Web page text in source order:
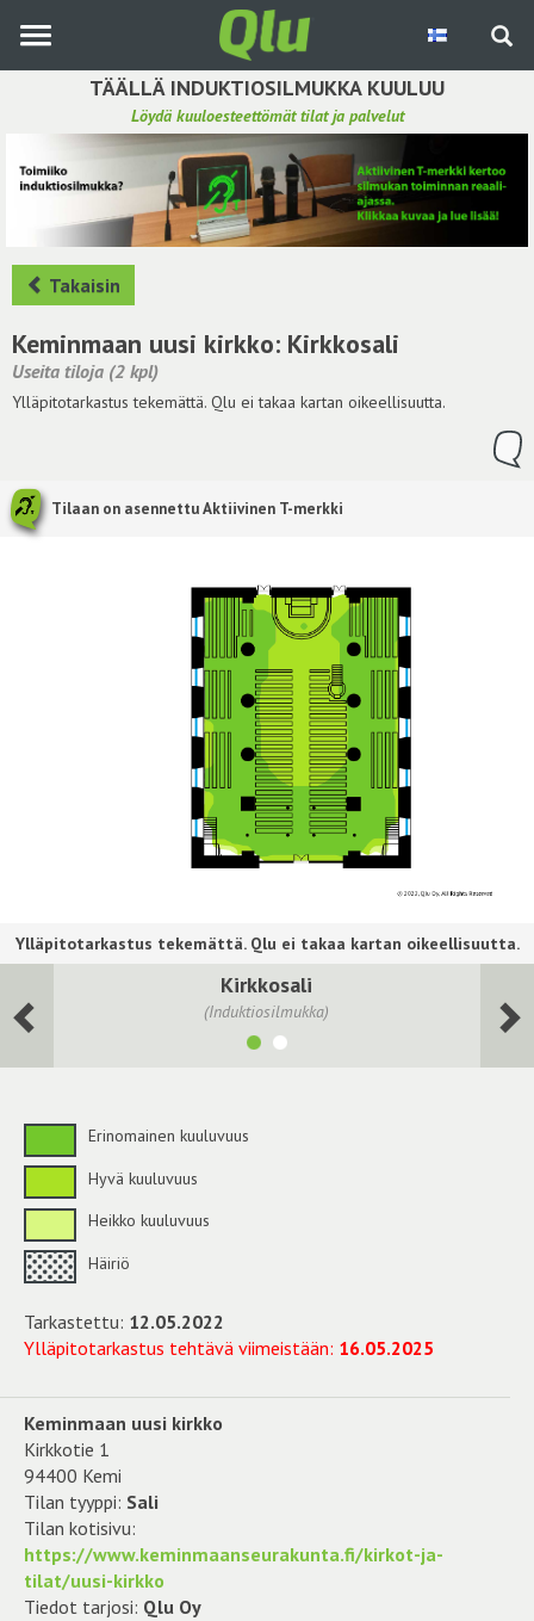
pääsisältöön
TÄÄLLÄ INDUKTIOSILMUKKA KUULUU
Löydä kuuloesteettömät tilat ja palvelut
Etsi induktiosilmukka
Tee ehdotus ja vaikuta kuulemiskokemukseen
Hae ehdotuksia
Käyttöohje
Yhteydenottopyyntö
Takaisin
Keminmaan uusi kirkko: Kirkkosali
Useita tiloja (2 kpl)
Ylläpitotarkastus tekemättä. Qlu ei takaa kartan oikeellisuutta.
Tilaan on asennettu Aktiivinen T-merkki
Kirkkosali
(Induktiosilmukka)
Erinomainen kuuluvuus
Hyvä kuuluvuus
Heikko kuuluvuus
Häiriö
Tarkastettu: 12.05.2022
Ylläpitotarkastus tehtävä viimeistään: 16.05.2025
Keminmaan uusi kirkko
Kirkkotie 1
94400 Kemi
Tilan tyyppi: Sali
Tilan kotisivu:
https://www.keminmaanseurakunta.fi/kirkot-ja-
tilat/uusi-kirkko
Tiedot tarjosi: Qlu Oy